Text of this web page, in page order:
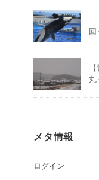
回
丸
メタ情報
ログイン